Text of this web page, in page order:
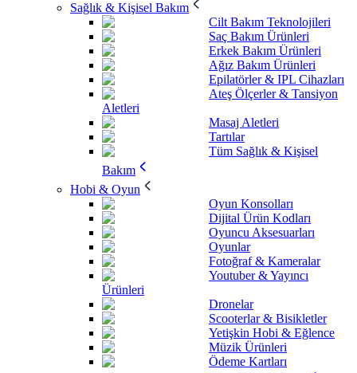
Sağlık & Kişisel Bakım
Cilt Bakım Teknolojileri
Saç Bakım Ürünleri
Erkek Bakım Ürünleri
Ağız Bakım Ürünleri
Epilatörler & IPL Cihazları
Ateş Ölçerler & Tansiyon
Aletleri
Masaj Aletleri
Tartılar
Tüm Sağlık & Kişisel
Bakım
Hobi & Oyun
Oyun Konsolları
Dijital Ürün Kodları
Oyuncu Aksesuarları
Oyunlar
Fotoğraf & Kameralar
Youtuber & Yayıncı
Ürünleri
Dronelar
Scooterlar & Bisikletler
Yetişkin Hobi & Eğlence
Müzik Ürünleri
Ödeme Kartları